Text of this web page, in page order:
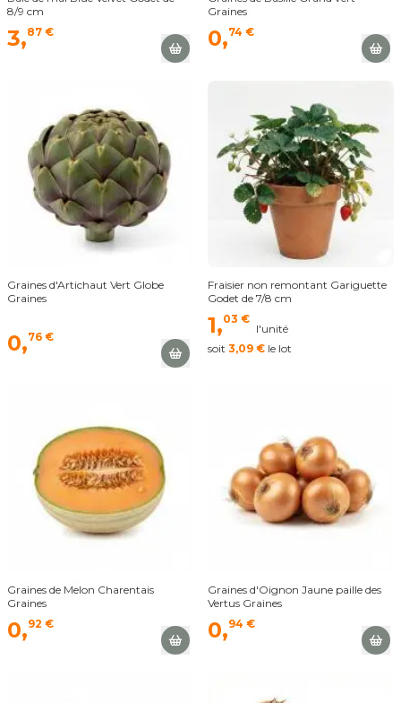
8/9 cm
3,87 €
Graines
0,74 €
Graines d'Artichaut Vert Globe
Graines
0,76 €
Fraisier non remontant Gariguette
Godet de 7/8 cm
1,03 €
l'unité
soit 3,09 € le lot
Graines de Melon Charentais
Graines
0,92 €
Graines d'Oignon Jaune paille des
Vertus Graines
0,94 €